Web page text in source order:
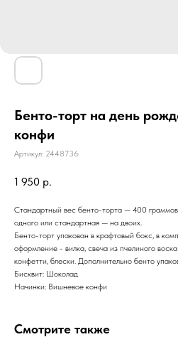
Бенто-торт на день
конфи
Артикул: 2448736
1 950 р.
Стандартный вес бенто-торта — 400
одного или стандартная — на двоих.
Бенто-торт упакован в крафтовый бокс, в
оформление - вилка, свеча из пчелиного
конфетти, блески. Дополнительно бенто
Бисквит: Шоколад
Начинки: Вишневое конфи
Смотрите также